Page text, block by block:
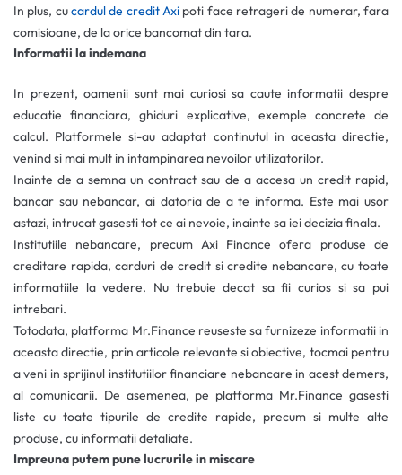
In plus, cucardul de credit Axi poti face retrageri de numerar, fara
comisioane, de la orice bancomat din tara.
Informatii la indemana
In prezent, oamenii sunt mai curiosi sa caute informatii despre
educatie financiara, ghiduri explicative, exemple concrete de
calcul. Platformele si-au adaptat continutul in aceasta directie,
venind si mai mult in intampinarea nevoilor utilizatorilor.
Inainte de a semna un contract sau de a accesa un credit rapid,
bancar sau nebancar, ai datoria de a te informa. Este mai usor
astazi, intrucat gasesti tot ce ai nevoie, inainte sa iei decizia finala.
Institutiile nebancare, precum Axi Finance ofera produse de
creditare rapida, carduri de credit si credite nebancare, cu toate
informatiile la vedere. Nu trebuie decat sa fii curios si sa pui
intrebari.
Totodata, platforma Mr.Finance reuseste sa furnizeze informatii in
aceasta directie, prin articole relevante si obiective, tocmai pentru
a veni in sprijinul institutiilor financiare nebancare in acest demers,
al comunicarii. De asemenea, pe platforma Mr.Finance gasesti
liste cu toate tipurile de credite rapide, precum si multe alte
produse, cu informatii detaliate.
Impreuna putem pune lucrurile in miscare